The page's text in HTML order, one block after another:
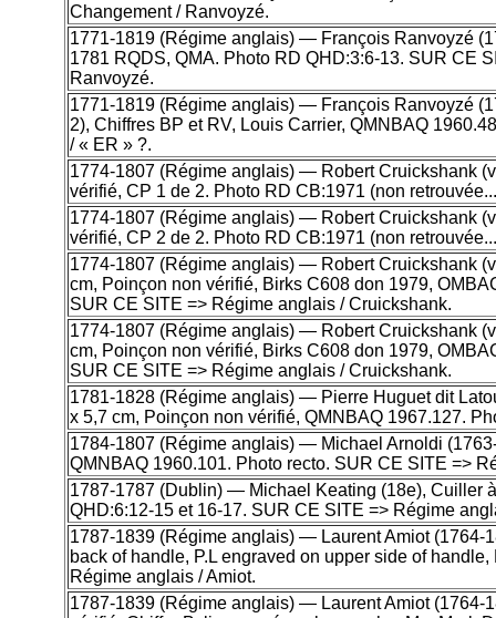
Changement / Ranvoyzé.
1771-1819 (Régime anglais) — François Ranvoyzé
1781 RQDS, QMA. Photo RD QHD:3:6-13. SUR CE
Ranvoyzé.
1771-1819 (Régime anglais) — François Ranvoyzé
2), Chiffres BP et RV, Louis Carrier, QMNBAQ
/ « ER » ?.
1774-1807 (Régime anglais) — Robert Cruickshank
vérifié, CP 1 de 2. Photo RD CB:1971 (non
1774-1807 (Régime anglais) — Robert Cruickshank
vérifié, CP 2 de 2. Photo RD CB:1971 (non
1774-1807 (Régime anglais) — Robert Cruickshank
cm, Poinçon non vérifié, Birks C608 don 1979,
SUR CE SITE => Régime anglais / Cruickshank.
1774-1807 (Régime anglais) — Robert Cruickshank
cm, Poinçon non vérifié, Birks C608 don 1979,
SUR CE SITE => Régime anglais / Cruickshank.
1781-1828 (Régime anglais) — Pierre Huguet dit
x 5,7 cm, Poinçon non vérifié, QMNBAQ 1967.127.
1784-1807 (Régime anglais) — Michael Arnoldi
QMNBAQ 1960.101. Photo recto. SUR CE SITE =>
1787-1787 (Dublin) — Michael Keating (18e), Cuiller
QHD:6:12-15 et 16-17. SUR CE SITE => Régime
1787-1839 (Régime anglais) — Laurent Amiot (1764-
back of handle, P.L engraved on upper side of
Régime anglais / Amiot.
1787-1839 (Régime anglais) — Laurent Amiot (1764-